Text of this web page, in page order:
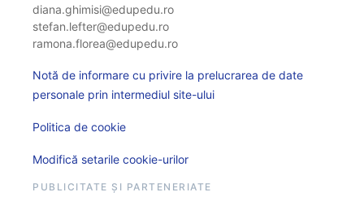
diana.ghimisi@edupedu.ro
stefan.lefter@edupedu.ro
ramona.florea@edupedu.ro
Notă de informare cu privire la prelucrarea de date
personale prin intermediul site-ului
Politica de cookie
Modifică setarile cookie-urilor
PUBLICITATE ȘI PARTENERIATE